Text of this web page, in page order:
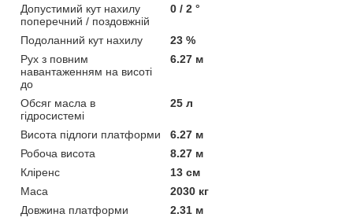
Допустимий кут нахилу
поперечний / поздовжній
0 / 2 °
Подоланний кут нахилу
23 %
Рух з повним
навантаженням на висоті
до
6.27 м
Обсяг масла в
гідросистемі
25 л
Висота підлоги платформи
6.27 м
Робоча висота
8.27 м
Кліренс
13 см
Маса
2030 кг
Довжина платформи
2.31 м